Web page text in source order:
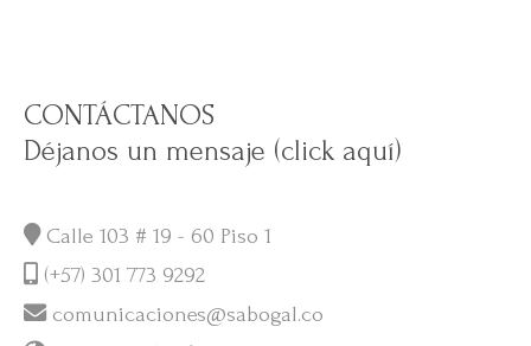
CONTÁCTANOS
Déjanos un mensaje (click aquí)
Calle 103 # 19 - 60 Piso 1
(+57) 301 773 9292
comunicaciones@sabogal.co